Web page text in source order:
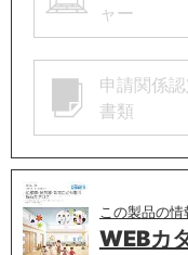
ャー
申請関係認
書類
この製品の情
WEBカ